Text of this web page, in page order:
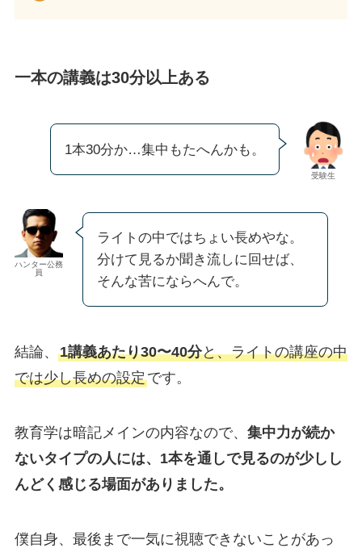
一本の講義は30分以上ある
受験生
1本30分か…集中もたへんかも。
ハンター公務
員
ライトの中ではちょい長めやな。
分けて見るか聞き流しに回せば、
そんな苦にならへんで。
結論、 1講義あたり30〜40分と、ライトの講座の中
では少し長めの設定です。
教育学は暗記メインの内容なので、 集中力が続か
ないタイプの人には、1本を通しで見るのが少しし
んどく感じる場面がありました。
僕自身、最後まで一気に視聴できないことがあっ